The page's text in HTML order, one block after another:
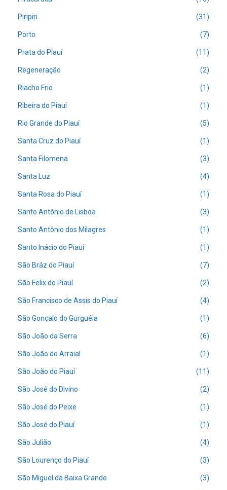
Piripiri (31)
Porto (7)
Prata do Piauí (11)
Regeneração (2)
Riacho Frio (1)
Ribeira do Piauí (1)
Rio Grande do Piauí (5)
Santa Cruz do Piauí (1)
Santa Filomena (3)
Santa Luz (4)
Santa Rosa do Piauí (1)
Santo Antônio de Lisboa (3)
Santo Antônio dos Milagres (1)
Santo Inácio do Piauí (1)
São Bráz do Piauí (7)
São Felix do Piauí (2)
São Francisco de Assis do Piauí (4)
São Gonçalo do Gurguéia (1)
São João da Serra (6)
São João do Arraial (1)
São João do Piauí (11)
São José do Divino (2)
São José do Peixe (1)
São José do Piauí (1)
São Julião (4)
São Lourenço do Piauí (3)
São Miguel da Baixa Grande (3)